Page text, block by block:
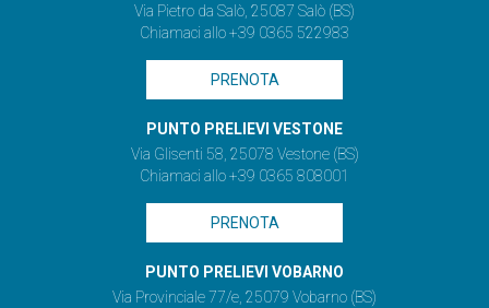
Via Pietro da Salò, 25087 Salò (BS)
Chiamaci allo +39 0365 522983
PRENOTA
PUNTO PRELIEVI VESTONE
Via Glisenti 58, 25078 Vestone (BS)
Chiamaci allo +39 0365 808001
PRENOTA
PUNTO PRELIEVI VOBARNO
Via Provinciale 77/e, 25079 Vobarno (BS)